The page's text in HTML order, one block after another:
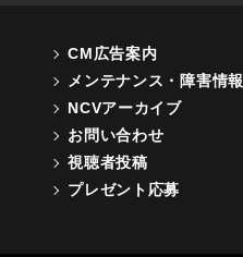
CM広告案内
メンテナンス・障害情報
NCVアーカイブ
お問い合わせ
視聴者投稿
プレゼント応募